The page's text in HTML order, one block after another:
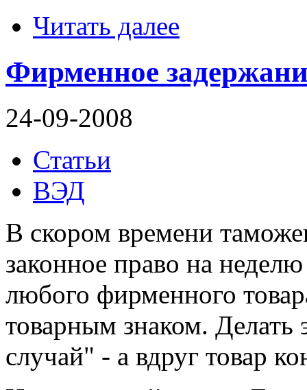
Читать далее
Фирменное
24-09-2008
Статьи
ВЭД
В скором времени
законное право на
любого фирменного
товарным знаком. Делать
случай" - а вдруг товар